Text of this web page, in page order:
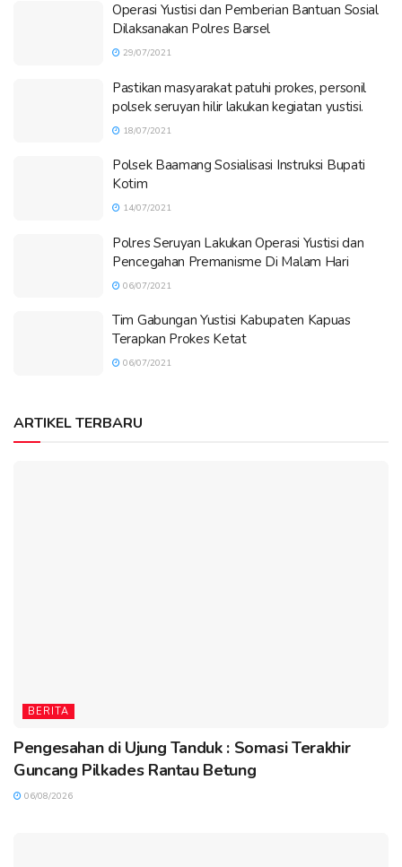
Operasi Yustisi dan Pemberian Bantuan Sosial
Dilaksanakan Polres Barsel
29/07/2021
Pastikan masyarakat patuhi prokes, personil
polsek seruyan hilir lakukan kegiatan yustisi.
18/07/2021
Polsek Baamang Sosialisasi Instruksi Bupati
Kotim
14/07/2021
Polres Seruyan Lakukan Operasi Yustisi dan
Pencegahan Premanisme Di Malam Hari
06/07/2021
Tim Gabungan Yustisi Kabupaten Kapuas
Terapkan Prokes Ketat
06/07/2021
ARTIKEL TERBARU
BERITA
Pengesahan di Ujung Tanduk : Somasi Terakhir
Guncang Pilkades Rantau Betung
06/08/2026